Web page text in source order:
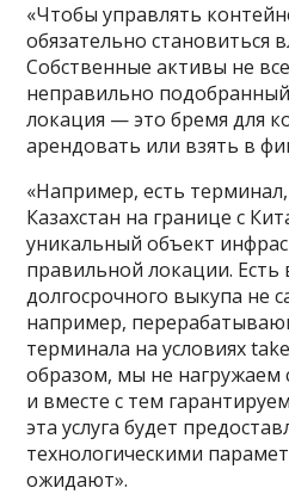
«Чтобы управлять
обязательно становиться
Собственные активы не
неправильно
локация — это бремя для
арендовать или взять в
«Например, есть
Казахстан на границе с
уникальный объект
правильной локации. Есть
долгосрочного выкупа не
например,
терминала на условиях
образом, мы не нагружаем
и вместе с тем
эта услуга будет
технологическими
ожидают».